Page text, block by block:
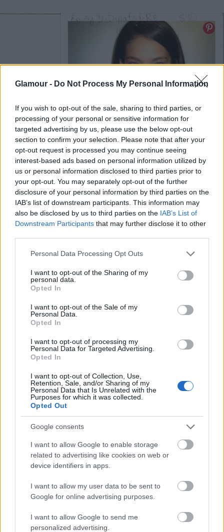
Glamour - Do Not Process My Personal Information
If you wish to opt-out of the sale, sharing to third parties, or
processing of your personal or sensitive information for
targeted advertising by us, please use the below opt-out
section to confirm your selection. Please note that after your
opt-out request is processed you may continue seeing
interest-based ads based on personal information utilized by
us or personal information disclosed to third parties prior to
your opt-out. You may separately opt-out of the further
disclosure of your personal information by third parties on the
IAB’s list of downstream participants. This information may
also be disclosed by us to third parties on the IAB’s List of
Downstream Participants that may further disclose it to other
Please note that this website/app uses one or more Google
not limited to your visit or usage behaviour. You may click to
grant or deny consent to Google and its third-party tags to
use your data for below specified purposes in below Google
consent section.
Personal Data Processing Opt Outs
I want to opt-out of the Sharing of my
personal data.
Opted In
I want to opt-out of the Sale of my
Personal Data.
Opted In
I want to opt-out of processing my
Personal Data for Targeted Advertising.
Opted In
I want to opt-out of Collection, Use,
Retention, Sale, and/or Sharing of my
Personal Data that Is Unrelated with the
Purposes for which it was collected.
Opted Out
Google consents
I want to allow Google to enable storage
related to advertising like cookies on web or
device identifiers in apps.
I want to allow my user data to be sent to
Google for online advertising purposes.
I want to allow Google to send me
personalized advertising.
Karlie Kloss az új TEST, a gyönyörű amerikai modell
16 évesen is szép volt: